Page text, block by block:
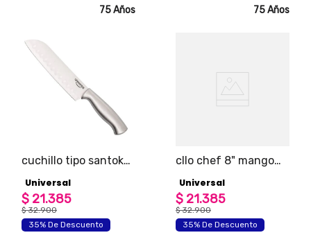
75 Años
cuchillo tipo santoku
Universal
$ 21.385
$ 32.900
35% De Descuento
75 Años
cllo chef 8" mango
Universal
$ 21.385
$ 32.900
35% De Descuento